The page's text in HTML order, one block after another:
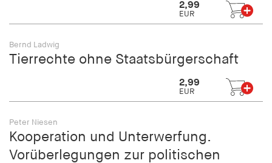
2,99
EUR
Bernd Ladwig
Tierrechte ohne Staatsbürgerschaft
2,99
EUR
Peter Niesen
Kooperation und Unterwerfung.
Vorüberlegungen zur politischen